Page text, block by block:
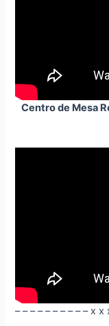
Centro de Mesa
– – – – – – – – – – x x